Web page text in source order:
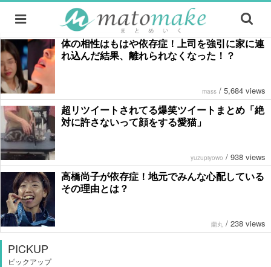
体の相性はもはや依存症！上司を強引に家に連
れ込んだ結果、離れられなくなった！？
mass / 5,684 views
超リツイートされてる爆笑ツイートまとめ「絶
対に許さないって顔をする愛猫」
yuzupiyowo / 938 views
高橋尚子が依存症！地元でみんな心配している
その理由とは？
蘭丸 / 238 views
PICKUP
ピックアップ